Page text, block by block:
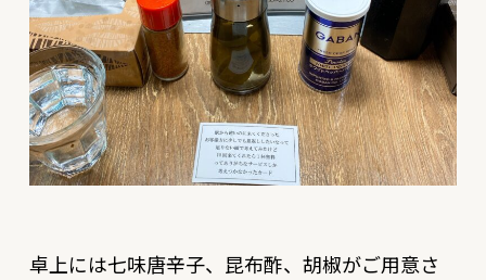
卓上には七味唐辛子、昆布酢、胡椒がご用意さ